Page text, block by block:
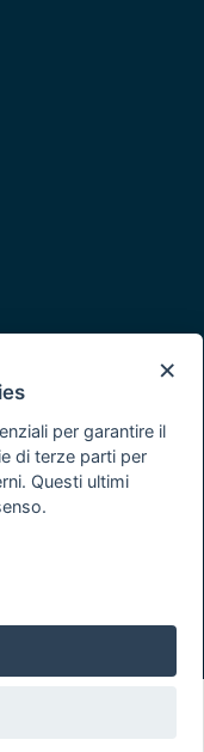
Puglia 2014/2020 -
×
per garantire il
di terze parti per
Questi ultimi